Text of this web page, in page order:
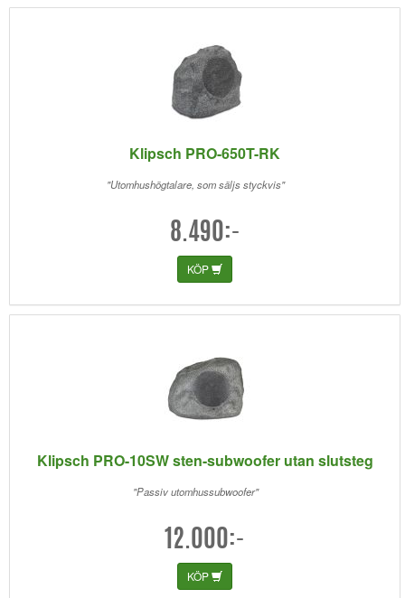
Klipsch PRO-650T-RK
"Utomhushögtalare, som säljs styckvis"
8.490:-
KÖP
Klipsch PRO-10SW sten-subwoofer utan slutsteg
"Passiv utomhussubwoofer"
12.000:-
KÖP